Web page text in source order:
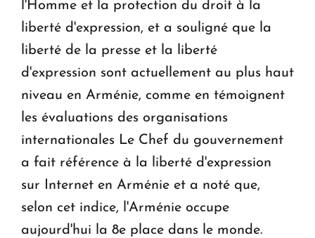
l'Homme et la protection du droit à la
liberté d'expression, et a souligné que la
liberté de la presse et la liberté
d'expression sont actuellement au plus haut
niveau en Arménie, comme en témoignent
les évaluations des organisations
internationales Le Chef du gouvernement
a fait référence à la liberté d'expression
sur Internet en Arménie et a noté que,
selon cet indice, l'Arménie occupe
aujourd'hui la 8e place dans le monde.